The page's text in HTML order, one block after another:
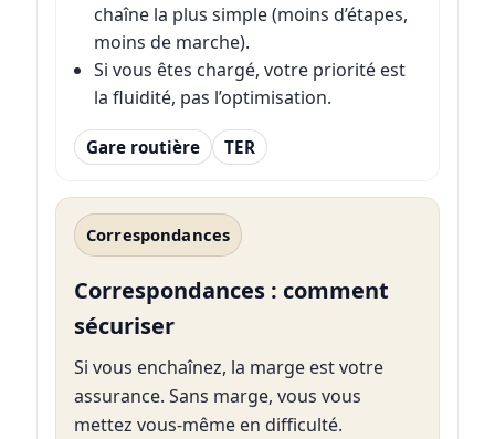
chaîne la plus simple (moins d’étapes,
moins de marche).
Si vous êtes chargé, votre priorité est
la fluidité, pas l’optimisation.
Gare routière TER
Correspondances
Correspondances : comment
sécuriser
Si vous enchaînez, la marge est votre
assurance. Sans marge, vous vous
mettez vous-même en difficulté.